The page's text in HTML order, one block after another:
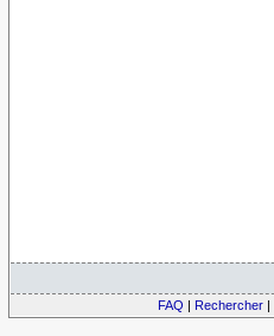
FAQ | Rechercher |